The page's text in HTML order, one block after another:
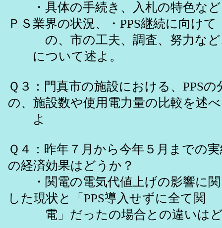
・具体の手続き、入札の特色など
ＰＳ業界の状況、・PPS継続に向けて
の、市の工夫、調査、努力など
について述よ。
Ｑ３：門真市の施設における、PPS
の、施設数や使用電力量の比較を述べ
よ
Ｑ４：昨年７月から今年５月までの
の経済効果はどうか？
・関電の電気代値上げの影響に関
した現状と「PPS導入せずに全て関
電」だったの場合との違いはど